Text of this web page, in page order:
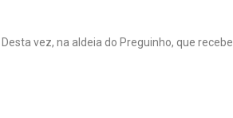
vez, na aldeia do Preguinho, que recebe